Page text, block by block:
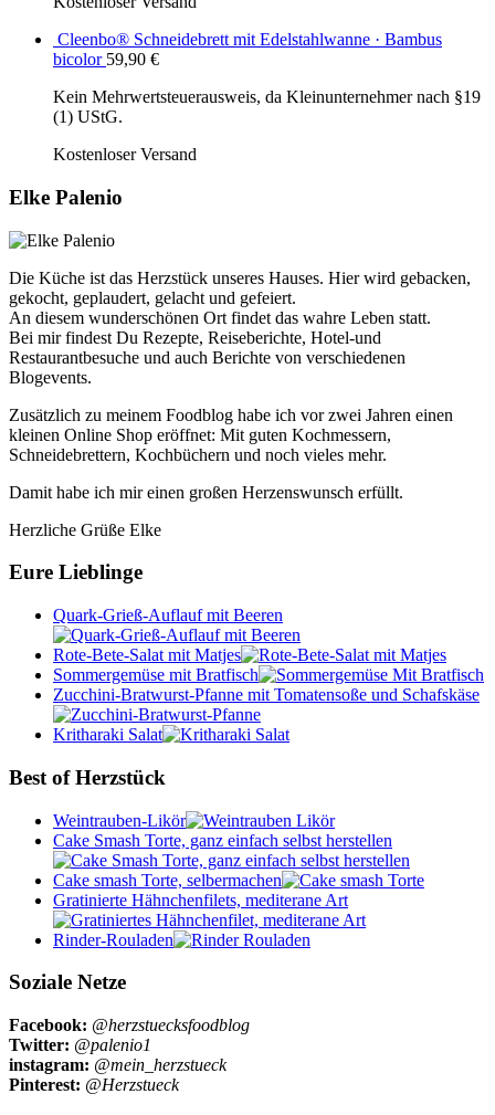
Cleenbo® Schneidebrett mit Edelstahlwanne · Bambus
bicolor 59,90 €
Kein Mehrwertsteuerausweis, da Kleinunternehmer nach §19
(1) UStG.
Kostenloser Versand
Elke Palenio
Die Küche ist das Herzstück unseres Hauses. Hier wird gebacken,
gekocht, geplaudert, gelacht und gefeiert.
An diesem wunderschönen Ort findet das wahre Leben statt.
Bei mir findest Du Rezepte, Reiseberichte, Hotel-und
Restaurantbesuche und auch Berichte von verschiedenen
Blogevents.
Zusätzlich zu meinem Foodblog habe ich vor zwei Jahren einen
kleinen Online Shop eröffnet: Mit guten Kochmessern,
Schneidebrettern, Kochbüchern und noch vieles mehr.
Damit habe ich mir einen großen Herzenswunsch erfüllt.
Herzliche Grüße Elke
Eure Lieblinge
Quark-Grieß-Auflauf mit Beeren
Rote-Bete-Salat mit Matjes
Sommergemüse mit Bratfisch
Zucchini-Bratwurst-Pfanne mit Tomatensoße und Schafskäse
Kritharaki Salat
Best of Herzstück
Weintrauben-Likör
Cake Smash Torte, ganz einfach selbst herstellen
Cake smash Torte, selbermachen
Gratinierte Hähnchenfilets, mediterane Art
Rinder-Rouladen
Soziale Netze
Facebook: @herzstuecksfoodblog
Twitter: @palenio1
instagram: @mein_herzstueck
Pinterest: @Herzstueck